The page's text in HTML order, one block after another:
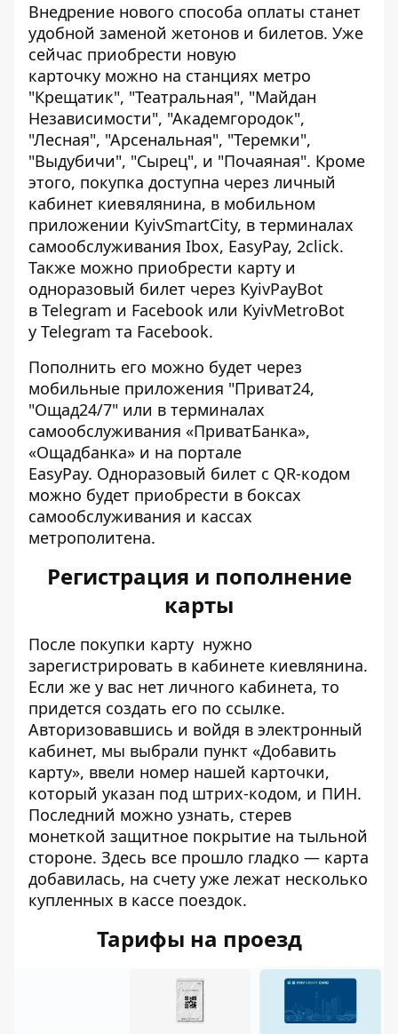
Внедрение нового способа оплаты станет
удобной заменой жетонов и билетов. Уже
сейчас приобрести новую
карточку можно на станциях метро
"Крещатик", "Театральная", "Майдан
Независимости", "Академгородок",
"Лесная", "Арсенальная", "Теремки",
"Выдубичи", "Сырец", и "Почаяная". Кроме
этого, покупка доступна через личный
кабинет киевялянина, в мобильном
приложении KyivSmartCity, в терминалах
самообслуживания Ibox, EasyPay, 2click.
Также можно приобрести карту и
одноразовый билет через KyivPayBot
в Telegram и Facebook или KyivMetroBot
у Telegram та Facebook.
Пополнить его можно будет через
мобильные приложения "Приват24,
"Ощад24/7" или в терминалах
самообслуживания «ПриватБанка»,
«Ощадбанка» и на портале
EasyPay. Одноразовый билет с QR-кодом
можно будет приобрести в боксах
самообслуживания и кассах
метрополитена.
Регистрация и пополнение
карты
После покупки карту нужно
зарегистрировать в кабинете киевлянина.
Если же у вас нет личного кабинета, то
придется создать его по ссылке.
Авторизовавшись и войдя в электронный
кабинет, мы выбрали пункт «Добавить
карту», ввели номер нашей карточки,
который указан под штрих-кодом, и ПИН.
Последний можно узнать, стерев
монеткой защитное покрытие на тыльной
стороне. Здесь все прошло гладко — карта
добавилась, на счету уже лежат несколько
купленных в кассе поездок.
Тарифы на проезд